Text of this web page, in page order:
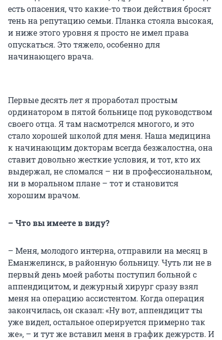
есть опасения, что какие-то твои действия бросят
тень на репутацию семьи. Планка стояла высокая,
и ниже этого уровня я просто не имел права
опускаться. Это тяжело, особенно для
начинающего врача.
Первые десять лет я проработал простым
ординатором в пятой больнице под руководством
своего отца. Я там насмотрелся многого, и это
стало хорошей школой для меня. Наша медицина
к начинающим докторам всегда безжалостна, она
ставит довольно жесткие условия, и тот, кто их
выдержал, не сломался – ни в профессиональном,
ни в моральном плане – тот и становится
хорошим врачом.
– Что вы имеете в виду?
– Меня, молодого интерна, отправили на месяц в
Еманжелинск, в районную больницу. Чуть ли не в
первый день моей работы поступил больной с
аппендицитом, и дежурный хирург сразу взял
меня на операцию ассистентом. Когда операция
закончилась, он сказал: «Ну вот, аппендицит ты
уже видел, остальное оперируется примерно так
же», – и тут же вставил меня в график дежурств. И